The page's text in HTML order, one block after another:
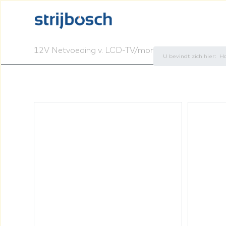
12V Netvoeding v. LCD-TV/monit
U bevindt zich hier: